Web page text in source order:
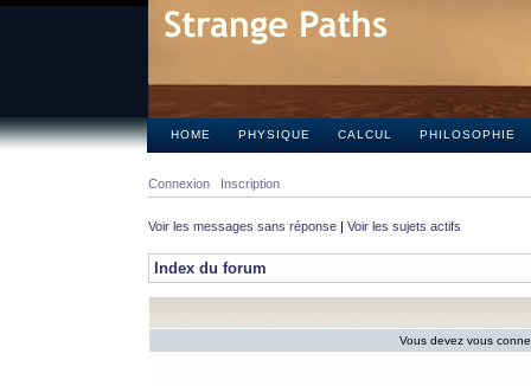
HOME PHYSIQUE CALCUL PHILOSOPHIE
Connexion Inscription
Voir les messages sans réponse | Voir les sujets actifs
Index du forum
Vous devez vous